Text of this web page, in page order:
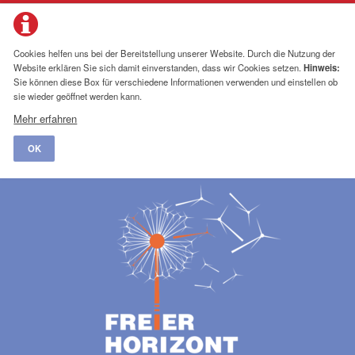
Cookies helfen uns bei der Bereitstellung unserer Website. Durch die Nutzung der
Website erklären Sie sich damit einverstanden, dass wir Cookies setzen.Hinweis:
Sie können diese Box für verschiedene Informationen verwenden und einstellen ob
sie wieder geöffnet werden kann.
Mehr erfahren
OK